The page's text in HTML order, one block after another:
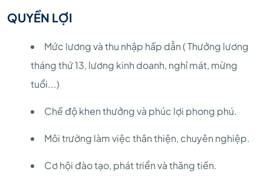
QUYỀN LỢI
Mức lương và thu nhập hấp dẫn ( Thưởng lương
tháng thứ 13, lương kinh doanh, nghỉ mát, mừng
tuổi...)
Chế độ khen thưởng và phúc lợi phong phú.
Môi trường làm việc thân thiện, chuyên nghiệp.
Cơ hội đào tạo, phát triển và thăng tiến.